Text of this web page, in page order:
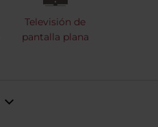
Televisión de
pantalla plana